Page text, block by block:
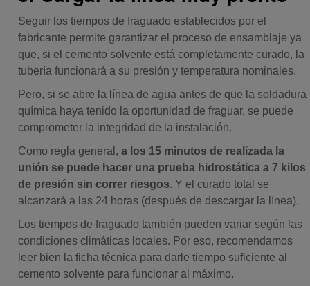
Seguir los tiempos de fraguado establecidos por el
fabricante permite garantizar el proceso de ensamblaje ya
que, si el cemento solvente está completamente curado, la
tubería funcionará a su presión y temperatura nominales.
Pero, si se abre la línea de agua antes de que la soldadura
química haya tenido la oportunidad de fraguar, se puede
comprometer la integridad de la instalación.
Como regla general,a los 15 minutos de realizada la
unión se puede hacer una prueba hidrostática a 7 kilos
de presión sin correr riesgos. Y el curado total se
alcanzará a las 24 horas (después de descargar la línea).
Los tiempos de fraguado también pueden variar según las
condiciones climáticas locales. Por eso, recomendamos
leer bien la ficha técnica para darle tiempo suficiente al
cemento solvente para funcionar al máximo.